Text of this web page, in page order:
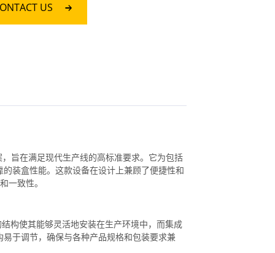
US
旨在满足现代生产线的高标准要求。它为包括
装盒性能。这款设备在设计上兼顾了便捷性和
一致性。
构使其能够灵活地安装在生产环境中，而集成
于调节，确保与各种产品规格和包装要求兼